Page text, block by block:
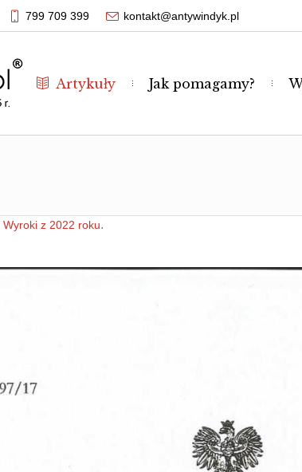
Obrona w
799 709 399 kontakt@antywindyk.pl
Artykuły Jak pomagamy?
Wyroki z 2022 roku.